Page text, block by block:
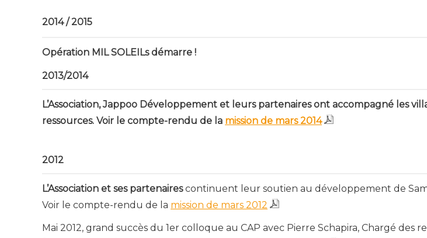
2014 / 2015
Opération MIL SOLEILs démarre !
2013/2014
L’Association, Jappoo Développement et leurs partenaires ont accompagné les
ressources. Voir le compte-rendu de la mission de mars 2014
2012
L’Association et ses partenairescontinuent leur soutien au développement de
Voir le compte-rendu de la mission de mars 2012
Mai 2012, grand succès du 1er colloque au CAP avec Pierre Schapira, Chargé